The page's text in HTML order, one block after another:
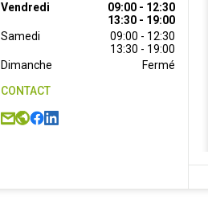
Vendredi
09:00 - 12:30
13:30 - 19:00
Samedi
09:00 - 12:30
13:30 - 19:00
Dimanche
Fermé
CONTACT